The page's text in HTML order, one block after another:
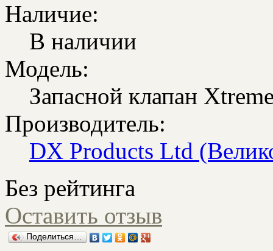
Наличие:
В наличии
Модель:
Запасной клапан
Производитель:
DX Products Ltd
Без рейтинга
Оставить отзыв
Поделиться…